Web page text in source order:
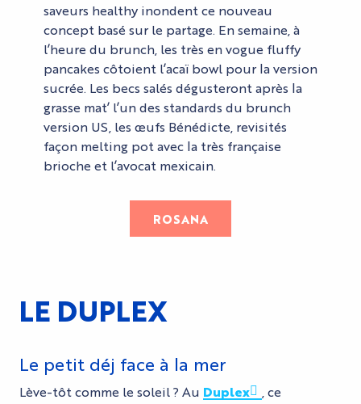
saveurs healthy inondent ce nouveau
concept basé sur le partage. En semaine, à
l’heure du brunch, les très en vogue fluffy
pancakes côtoient l’acaï bowl pour la version
sucrée. Les becs salés dégusteront après la
grasse mat’ l’un des standards du brunch
version US, les œufs Bénédicte, revisités
façon melting pot avec la très française
brioche et l’avocat mexicain.
ROSANA
LE DUPLEX
Le petit déj face à la mer
Lève-tôt comme le soleil ? Au Duplex
, ce